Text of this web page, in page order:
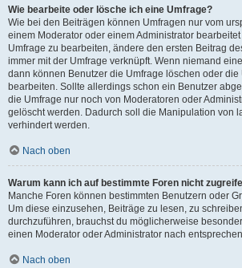
Wie bearbeite oder lösche ich eine Umfrage?
Wie bei den Beiträgen können Umfragen nur vom
einem Moderator oder einem Administrator
Umfrage zu bearbeiten, ändere den ersten Beitrag
immer mit der Umfrage verknüpft. Wenn niemand
dann können Benutzer die Umfrage löschen oder die
bearbeiten. Sollte allerdings schon ein Benutzer
die Umfrage nur noch von Moderatoren oder
gelöscht werden. Dadurch soll die Manipulation von
verhindert werden.
Nach oben
Warum kann ich auf bestimmte Foren nicht
Manche Foren können bestimmten Benutzern oder
Um diese einzusehen, Beiträge zu lesen, zu
durchzuführen, brauchst du möglicherweise
einen Moderator oder Administrator nach
Nach oben